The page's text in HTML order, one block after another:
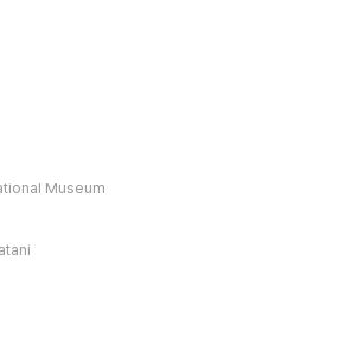
Museum